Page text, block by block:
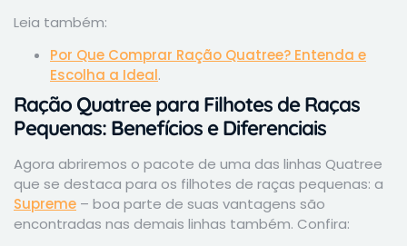
Leia também:
Por Que Comprar Ração Quatree? Entenda e
Escolha a Ideal.
Ração Quatree para Filhotes de Raças
Pequenas: Benefícios e Diferenciais
Agora abriremos o pacote de uma das linhas Quatree
que se destaca para os filhotes de raças pequenas: a
Supreme – boa parte de suas vantagens são
encontradas nas demais linhas também. Confira: